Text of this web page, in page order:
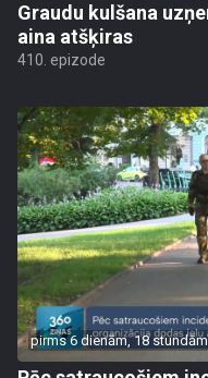
Graudu kulšana
aina atšķiras
410. epizode
pirms 6 dienām, 18 stundām